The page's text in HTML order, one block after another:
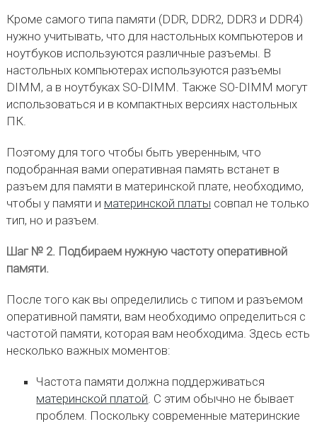
Кроме самого типа памяти (DDR, DDR2, DDR3 и DDR4)
нужно учитывать, что для настольных компьютеров и
ноутбуков используются различные разъемы. В
настольных компьютерах используются разъемы
DIMM, а в ноутбуках SO-DIMM. Также SO-DIMM могут
использоваться и в компактных версиях настольных
ПК.
Поэтому для того чтобы быть уверенным, что
подобранная вами оперативная память встанет в
разъем для памяти в материнской плате, необходимо,
чтобы у памяти и материнской платы совпал не только
тип, но и разъем.
Шаг № 2. Подбираем нужную частоту оперативной
памяти.
После того как вы определились с типом и разъемом
оперативной памяти, вам необходимо определиться с
частотой памяти, которая вам необходима. Здесь есть
несколько важных моментов:
Частота памяти должна поддерживаться
материнской платой . С этим обычно не бывает
проблем. Поскольку современные материнские